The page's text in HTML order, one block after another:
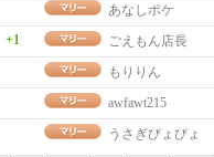
あなしポケ
+1 ごえもん店長
もりりん
awfawt215
うさぎびょびょ